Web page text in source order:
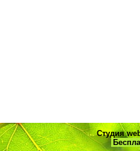
Студия